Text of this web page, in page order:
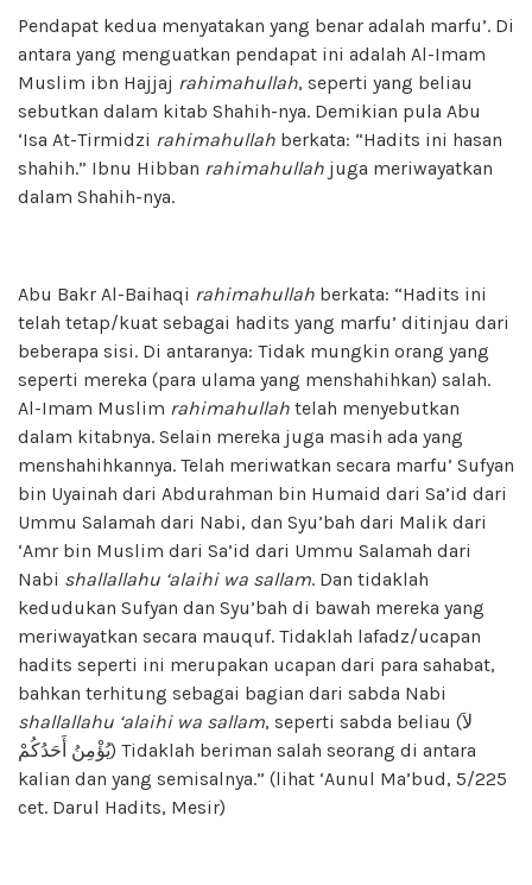
Pendapat kedua menyatakan yang benar adalah marfu’. Di
antara yang menguatkan pendapat ini adalah Al-Imam
Muslim ibn Hajjaj rahimahullah, seperti yang beliau
sebutkan dalam kitab Shahih-nya. Demikian pula Abu
‘Isa At-Tirmidzi rahimahullah berkata: “Hadits ini hasan
shahih.” Ibnu Hibban rahimahullah juga meriwayatkan
dalam Shahih-nya.
Abu Bakr Al-Baihaqi rahimahullah berkata: “Hadits ini
telah tetap/kuat sebagai hadits yang marfu’ ditinjau dari
beberapa sisi. Di antaranya: Tidak mungkin orang yang
seperti mereka (para ulama yang menshahihkan) salah.
Al-Imam Muslim rahimahullah telah menyebutkan
dalam kitabnya. Selain mereka juga masih ada yang
menshahihkannya. Telah meriwatkan secara marfu’ Sufyan
bin Uyainah dari Abdurahman bin Humaid dari Sa’id dari
Ummu Salamah dari Nabi, dan Syu’bah dari Malik dari
‘Amr bin Muslim dari Sa’id dari Ummu Salamah dari
Nabi shallallahu ‘alaihi wa sallam. Dan tidaklah
kedudukan Sufyan dan Syu’bah di bawah mereka yang
meriwayatkan secara mauquf. Tidaklah lafadz/ucapan
hadits seperti ini merupakan ucapan dari para sahabat,
bahkan terhitung sebagai bagian dari sabda Nabi
shallallahu ‘alaihi wa sallam, seperti sabda beliau (لاَ
يُؤْمِنُ أَحَدُكُمْ) Tidaklah beriman salah seorang di antara
kalian dan yang semisalnya.” (lihat ‘Aunul Ma’bud, 5/225
cet. Darul Hadits, Mesir)